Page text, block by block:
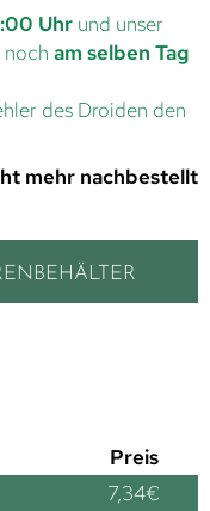
Uhr und unser
am selben Tag
des Droiden den
mehr nachbestellt
Preis
7,34€